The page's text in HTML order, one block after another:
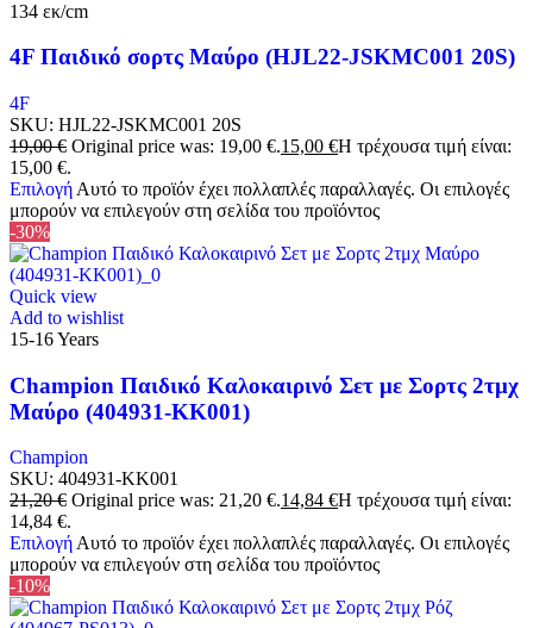
134 εκ/cm
4F Παιδικό σορτς Μαύρο (HJL22-JSKMC001 20S)
4F
SKU: HJL22-JSKMC001 20S
19,00€ Original price was: 19,00 €.15,00 €Η τρέχουσα τιμή είναι:
15,00 €.
Επιλογή Αυτό το προϊόν έχει πολλαπλές παραλλαγές. Οι επιλογές
μπορούν να επιλεγούν στη σελίδα του προϊόντος
-30%
Quick view
Add to wishlist
15-16 Years
Champion Παιδικό Καλοκαιρινό Σετ με Σορτς 2τμχ
Μαύρο (404931-KK001)
Champion
SKU: 404931-KK001
21,20€ Original price was: 21,20 €.14,84 €Η τρέχουσα τιμή είναι:
14,84 €.
ΕπιλογήΑυτό το προϊόν έχει πολλαπλές παραλλαγές. Οι επιλογές
μπορούν να επιλεγούν στη σελίδα του προϊόντος
-10%